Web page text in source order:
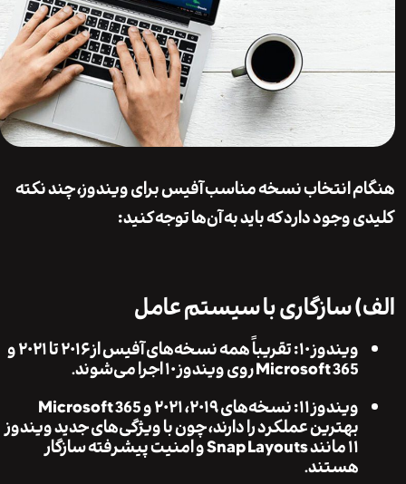
انتخاب نسخه مناسب آفیس برای ویندوز، چند نکته
وجود دارد که باید به آن‌ها توجه کنید:
سازگاری با سیستم عامل
ویندوز ۱۰: تقریباً همه نسخه‌های آفیس از ۲۰۱۶ تا ۲۰۲۱ و
Microsoft 365 روی ویندوز ۱۰ اجرا می‌شوند.
ویندوز ۱۱:
نسخه‌های ۲۰۱۹، ۲۰۲۱ و Microsoft 365
بهترین عملکرد را دارند، چون با ویژگی‌های جدید ویندوز
۱۱ مانند Snap Layouts و امنیت پیشرفته سازگار
هستند.